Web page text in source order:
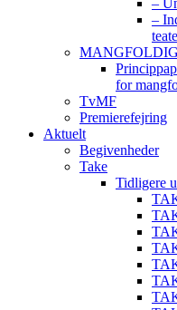
–
–
for
TvMF
Premierefejring
Aktuelt
Begivenheder
Take
Tidligere